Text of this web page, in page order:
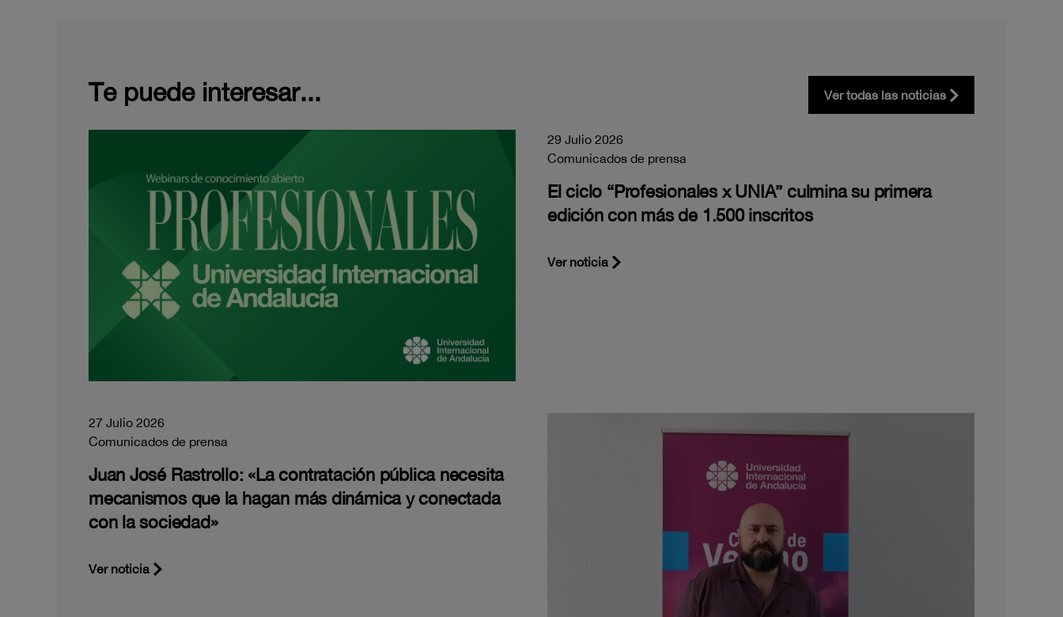
Te puede interesar... Ver todas las noticias
29 Julio 2026
Comunicados de prensa
El ciclo “Profesionales x UNIA” culmina su primera
edición con más de 1.500 inscritos
Ver noticia
27 Julio 2026
Comunicados de prensa
Juan José Rastrollo: «La contratación pública necesita
mecanismos que la hagan más dinámica y conectada
con la sociedad»
Ver noticia